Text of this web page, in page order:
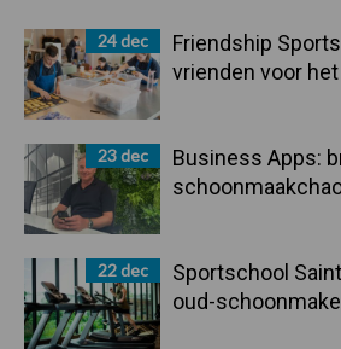
24 dec
Friendship
vrienden voor
23 dec
Business Apps:
22 dec
Sportschool
oud-